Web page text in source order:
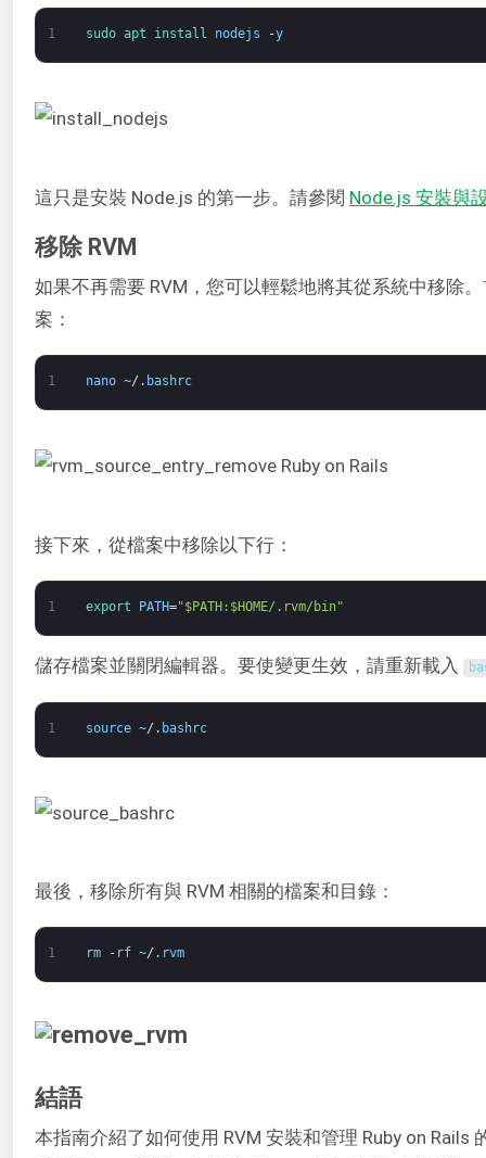
1 sudo apt install nodejs -y
這只是安裝 Node.js 的第一步。請參閱 Node.js 安裝與
移除 RVM
如果不再需要 RVM，您可以輕鬆地將其從系統中移除
案：
1 nano ~/ . bashrc
接下來，從檔案中移除以下行：
1 export PATH="$PATH:$HOME/.rvm/bin"
儲存檔案並關閉編輯器。要使變更生效，請重新載入
1 source ~/ . bashrc
最後，移除所有與 RVM 相關的檔案和目錄：
1 rm - rf ~/ . rvm
結語
本指南介紹了如何使用 RVM 安裝和管理 Ruby on